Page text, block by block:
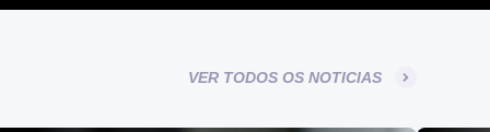
VER TODOS OS NOTICIAS